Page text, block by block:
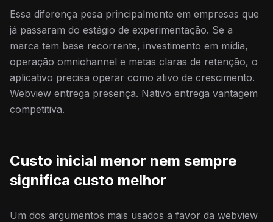
Essa diferença pesa principalmente em empresas que
já passaram do estágio de experimentação. Se a
marca tem base recorrente, investimento em mídia,
operação omnichannel e metas claras de retenção, o
aplicativo precisa operar como ativo de crescimento.
Webview entrega presença. Nativo entrega vantagem
competitiva.
Custo inicial menor nem sempre
significa custo melhor
Um dos argumentos mais usados a favor da webview